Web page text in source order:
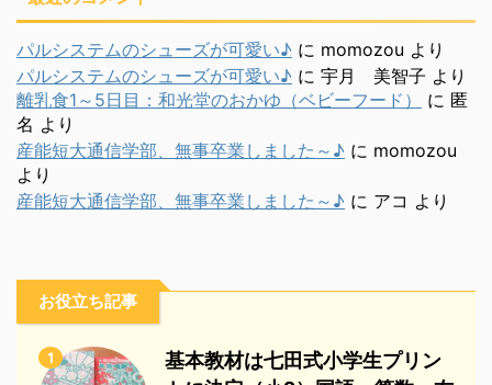
パルシステムのシューズが可愛い♪ に momozou より
パルシステムのシューズが可愛い♪ に 宇月 美智子 より
離乳食1～5日目：和光堂のおかゆ（ベビーフード）
に 匿
名 より
産能短大通信学部、無事卒業しました～♪ に momozou
より
産能短大通信学部、無事卒業しました～♪ に アコ より
お役立ち記事
1
基本教材は七田式小学生プリン